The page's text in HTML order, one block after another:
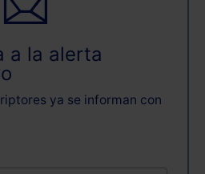
a la alerta
ya se informan con